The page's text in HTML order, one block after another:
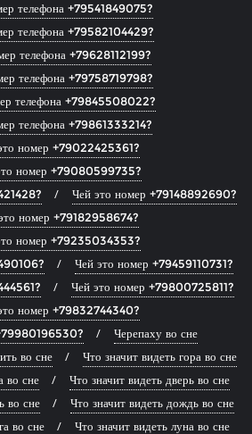
телефона +79541849075?
телефона +79582104429?
телефона +79628112199?
телефона +79758719798?
телефона +79845508022?
телефона +79861333214?
номер +79022425361?
номер +79080599735?
Чей это номер +79148892690?
номер +79182958674?
номер +79235034353?
Чей это номер +79459110731?
Чей это номер +79800725811?
номер +79832744340?
Черепаху во сне
во сне
Что значит видеть гора во сне
во сне
Что значит видеть дверь во сне
во сне
Что значит видеть дождь во сне
во сне
Что значит видеть луна во сне